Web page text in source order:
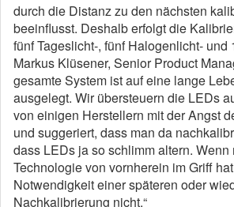
durch die Distanz zu den nächsten
beeinflusst. Deshalb erfolgt die
fünf Tageslicht-, fünf Halogenlicht- und
Markus Klüsener, Senior Product
gesamte System ist auf eine lange
ausgelegt. Wir übersteuern die LEDs
von einigen Herstellern mit der Angst
und suggeriert, dass man da
dass LEDs ja so schlimm altern. Wenn
Technologie von vornherein im Griff
Notwendigkeit einer späteren oder
Nachkalibrierung nicht.“